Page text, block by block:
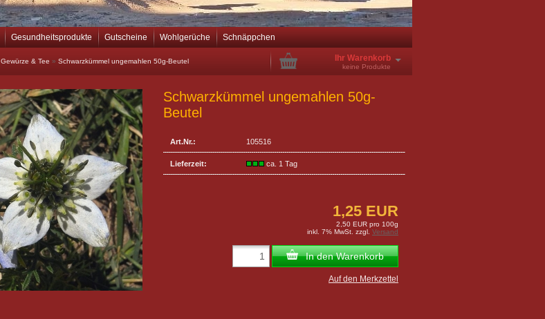
Gesundheitsprodukte Gutscheine Wohlgerüche Schnäppchen
Gewürze & Tee » Schwarzkümmel ungemahlen 50g-Beutel Ihr Warenkorb
keine Produkte
Schwarzkümmel ungemahlen 50g-
Beutel
Art.Nr.: 105516
Lieferzeit: ca. 1 Tag
1,25 EUR
2,50 EUR pro 100g
inkl. 7% MwSt. zzgl. Versand
In den Warenkorb
Auf den Merkzettel